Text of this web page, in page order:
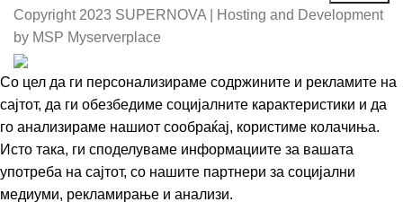
Copyright 2023 SUPERNOVA | Hosting and Development
by MSP Myserverplace
Со цел да ги персонализираме содржините и рекламите на
сајтот, да ги обезбедиме социјалните карактеристики и да
го анализираме нашиот сообраќај, користиме колачиња.
Исто така, ги споделуваме информациите за вашата
употреба на сајтот, со нашите партнери за социјални
медиуми, рекламирање и анализи.